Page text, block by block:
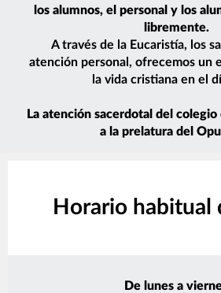
los alumnos, el personal y los
libremente.
A través de la Eucaristía, los
atención personal, ofrecemos un
la vida cristiana en el
La atención sacerdotal del
a la prelatura del
Horario habitual
De lunes a